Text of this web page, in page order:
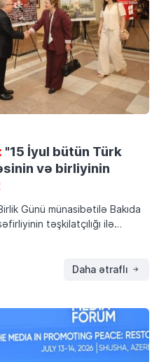
"15 İyul bütün Türk
və birliyinin
Günü münasibətilə Bakıda
təşkilatçılığı ilə
Birol […]
Daha ətraflı